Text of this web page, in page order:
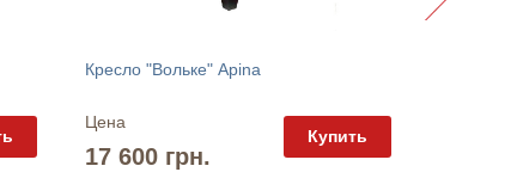
Кресло "Вольке" Apina
Цена
17 600 грн.
Купить